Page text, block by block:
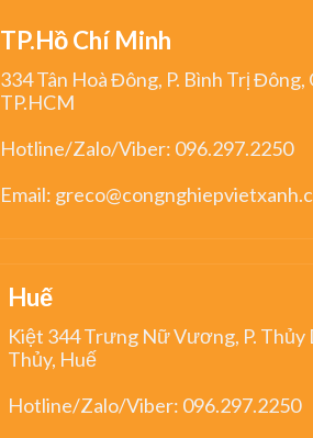
TP.Hồ Chí Minh
334 Tân Hoà Đông, P. Bình Trị Đông,
TP.HCM
Hotline/Zalo/Viber: 096.297.2250
Email:
Huế
Kiệt 344 Trưng Nữ Vương, P.
Thủy, Huế
Hotline/Zalo/Viber: 096.297.2250